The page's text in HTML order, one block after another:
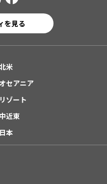
を見る
米
セアニア
リゾート
中近東
日本